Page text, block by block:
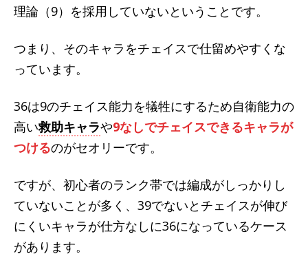
理論（9）を採用していないということです。
つまり、そのキャラをチェイスで仕留めやすくな
っています。
36は9のチェイス能力を犠牲にするため自衛能力の
高い救助キャラや9なしでチェイスできるキャラが
つけるのがセオリーです。
ですが、初心者のランク帯では編成がしっかりし
ていないことが多く、39でないとチェイスが伸び
にくいキャラが仕方なしに36になっているケース
があります。